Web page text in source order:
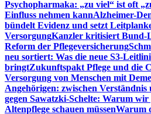
Psychopharmaka: „zu viel“ ist oft
Einfluss nehmen kannAlzheimer-
bündelt Evidenz und setzt
VersorgungKanzler kritisiert Bund-
Reform der Pflegeversicherung
neu sortiert: Was die neue S3-
bringtZukunftspakt Pflege und die
Versorgung von Menschen mit
Angehörigen: zwischen
gegen Sawatzki-Schelte: Warum wir
Altenpflege schauen müssenWarum